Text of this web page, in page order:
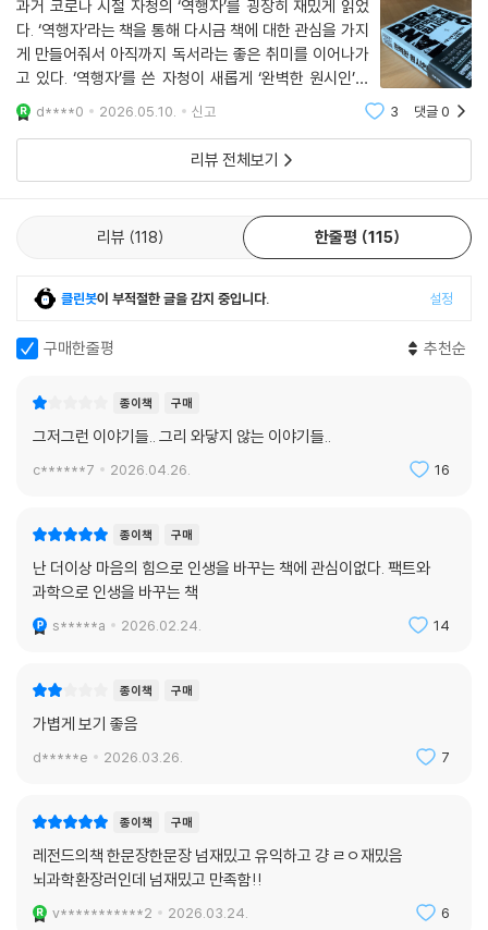
당신이 선택할 차례다. 더 버틸 것인가, 전투를 끝낼 것인가.
과거 코로나 시절 자청의 ‘역행자’를 굉장히 재밌게 읽었
다. ‘역행자’라는 책을 통해 다시금 책에 대한 관심을 가지
게 만들어줘서 아직까지 독서라는 좋은 취미를 이어나가
고 있다. ‘역행자’를 쓴 자청이 새롭게 ‘완벽한 원시인’을
발간했다는 소식을 접하고 발간 즉시 바로 ‘완벽한 원시
인’ 책을 구입하였다.역행자라는 책을 읽을 때부터 느꼈는
데, 자청이라는 작가는 책을 통
d****0 2026.05.10. 신고 3 댓글0
리뷰 전체보기
리뷰 118 한줄평 115
클린봇이 부적절한 글을 감지 중입니다. 설정
구매한줄평 추천순
종이책 구매
그저그런 이야기들.. 그리 와닿지 않는 이야기들..
c******7 2026.04.26. 16
종이책 구매
난 더이상 마음의 힘으로 인생을 바꾸는 책에 관심이없다. 팩트와
과학으로 인생을 바꾸는 책
s*****a 2026.02.24. 14
종이책 구매
가볍게 보기 좋음
d*****e 2026.03.26. 7
종이책 구매
레전드의책 한문장한문장 넘재밌고 유익하고 걍 ㄹㅇ재밌음
뇌과학환장러인데 넘재밌고 만족함!!
v***********2 2026.03.24. 6